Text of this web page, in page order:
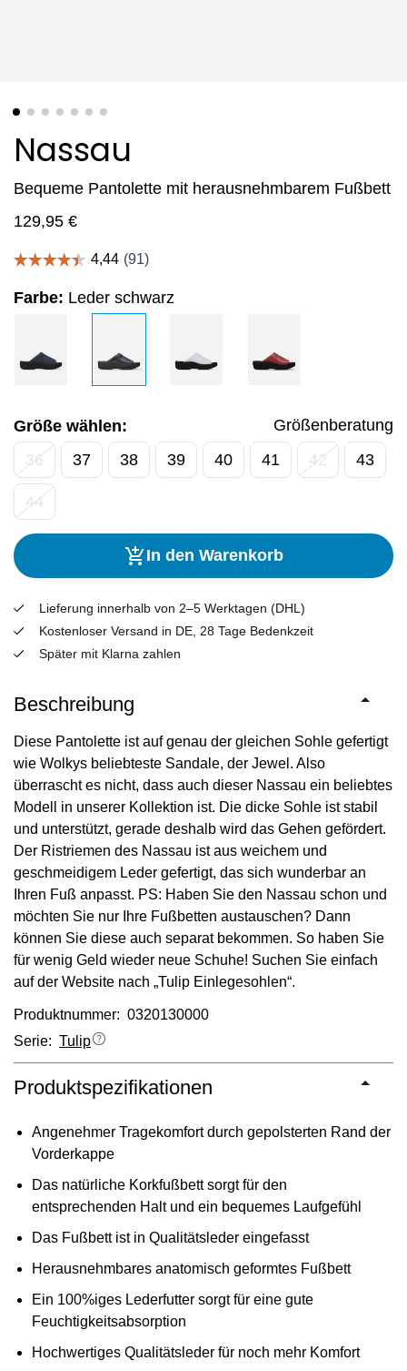
Nassau
Bequeme Pantolette mit herausnehmbarem Fußbett
129,95 €
Farbe: Leder schwarz
Größe wählen:
Größenberatung
36
37 38 39 40 41 42 43
44
In den Warenkorb
Lieferung innerhalb von 2–5 Werktagen (DHL)
Kostenloser Versand in DE, 28 Tage Bedenkzeit
Später mit Klarna zahlen
Beschreibung
Diese Pantolette ist auf genau der gleichen Sohle gefertigt
wie Wolkys beliebteste Sandale, der Jewel. Also
überrascht es nicht, dass auch dieser Nassau ein beliebtes
Modell in unserer Kollektion ist. Die dicke Sohle ist stabil
und unterstützt, gerade deshalb wird das Gehen gefördert.
Der Ristriemen des Nassau ist aus weichem und
geschmeidigem Leder gefertigt, das sich wunderbar an
Ihren Fuß anpasst. PS: Haben Sie den Nassau schon und
möchten Sie nur Ihre Fußbetten austauschen? Dann
können Sie diese auch separat bekommen. So haben Sie
für wenig Geld wieder neue Schuhe! Suchen Sie einfach
auf der Website nach „Tulip Einlegesohlen“.
Produktnummer: 0320130000
Serie: Tulip
Produktspezifikationen
Angenehmer Tragekomfort durch gepolsterten Rand der
Vorderkappe
Das natürliche Korkfußbett sorgt für den
entsprechenden Halt und ein bequemes Laufgefühl
Das Fußbett ist in Qualitätsleder eingefasst
Herausnehmbares anatomisch geformtes Fußbett
Ein 100%iges Lederfutter sorgt für eine gute
Feuchtigkeitsabsorption
Hochwertiges Qualitätsleder für noch mehr Komfort